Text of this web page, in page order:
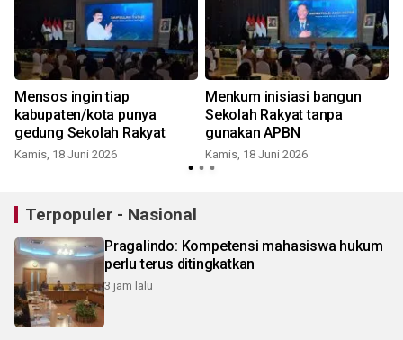
Mensos ingin tiap
kabupaten/kota punya
gedung Sekolah Rakyat
Kamis, 18 Juni 2026
Menkum inisiasi bangun
Sekolah Rakyat tanpa
gunakan APBN
Kamis, 18 Juni 2026
Terpopuler - Nasional
Pragalindo: Kompetensi mahasiswa hukum
perlu terus ditingkatkan
3 jam lalu